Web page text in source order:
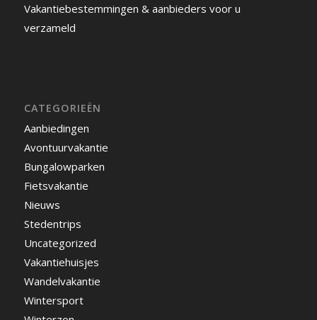
Vakantiebestemmingen & aanbieders voor u
verzameld
CATEGORIEËN
Aanbiedingen
Avontuurvakantie
Bungalowparken
Fietsvakantie
Nieuws
Stedentrips
Uncategorized
Vakantiehuisjes
Wandelvakantie
Wintersport